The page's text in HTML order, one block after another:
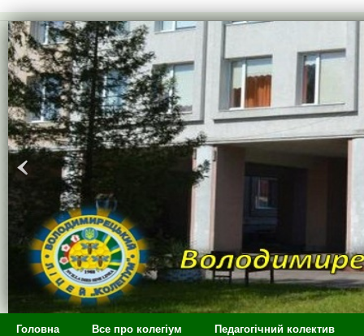
>
Головна Все про колегіум Педагогічний колектив